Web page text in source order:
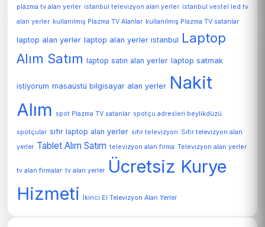
plazma tv alan yerler istanbul televizyon alan yerler istanbul vestel led tv
alan yerler kullanılmış Plazma TV Alanlar kullanılmış Plazma TV satanlar
laptop alan yerler laptop alan yerler istanbul Laptop
Alım Satım laptop satin alan yerler laptop satmak
istiyorum masaüstü bilgisayar alan yerler Nakit
Alım
spot Plazma TV satanlar spotçu adresleri beylikdüzü
spotçular sıfır laptop alan yerler sıfır televizyon Sıfır televizyon alan
yerler Tablet Alım Satım televizyon alan firma Televizyon alan yerler
tv alan firmalar tv alan yerler
Ücretsiz Kurye
Hizmeti
İkinci El Televizyon Alan Yerler